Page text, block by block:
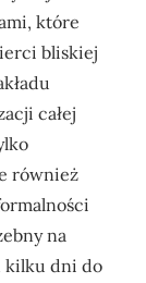
które
bliskiej
całej
również
na
kilku dni do